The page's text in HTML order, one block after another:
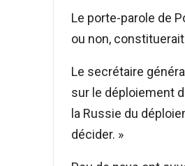
Le porte-parole de
ou non,
Le secrétaire
sur le déploiement
la Russie du
décider. »